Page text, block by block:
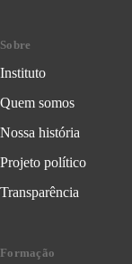
Sobre
Instituto
Quem somos
Nossa história
Projeto político
Transparência
Formação